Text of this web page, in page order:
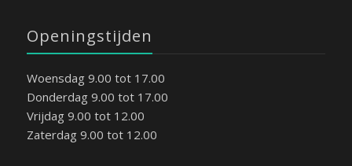
Openingstijden
Woensdag 9.00 tot 17.00
Donderdag 9.00 tot 17.00
Vrijdag 9.00 tot 12.00
Zaterdag 9.00 tot 12.00